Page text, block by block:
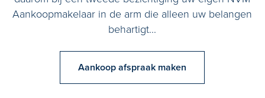
Aankoopmakelaar in de arm die alleen uw belangen
behartigt...
Aankoop afspraak maken